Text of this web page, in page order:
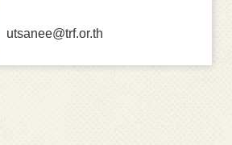
utsanee@trf.or.th